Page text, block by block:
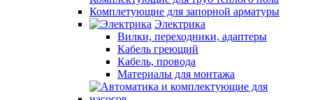
Комплетующие для запорной арматуры
Электрика
Вилки, переходники, адаптеры
Кабель греющий
Кабель, провода
Материалы для монтажа